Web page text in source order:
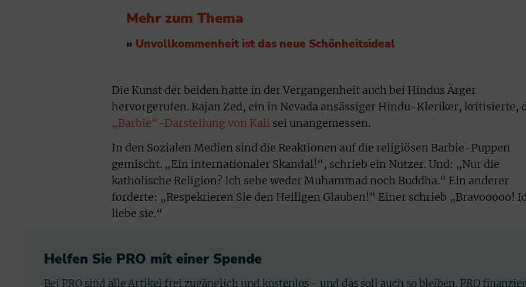
Mehr zum Thema
» Unvollkommenheit ist das neue Schönheitsideal
Die Kunst der beiden hatte in der Vergangenheit auch bei Hindus Ärger
hervorgerufen. Rajan Zed, ein in Nevada ansässiger Hindu-Kleriker, kritisierte,
„Barbie“-Darstellung von Kali sei unangemessen.
In den Sozialen Medien sind die Reaktionen auf die religiösen Barbie-Puppen
gemischt. „Ein internationaler Skandal!“, schrieb ein Nutzer. Und: „Nur die
katholische Religion? Ich sehe weder Muhammad noch Buddha.“ Ein anderer
forderte: „Respektieren Sie den Heiligen Glauben!“ Einer schrieb „Bravooooo!
liebe sie.“
Helfen Sie PRO mit einer Spende
Bei PRO sind alle Artikel frei zugänglich und kostenlos - und das soll auch so bleiben. PRO